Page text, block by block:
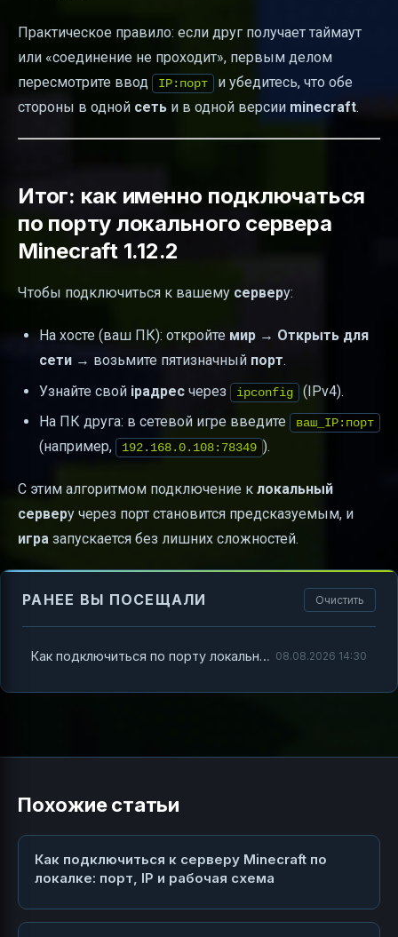
Практическое правило: если друг получает таймаут
или «соединение не проходит», первым делом
пересмотрите ввод
IP:порт
и убедитесь, что обе
стороны в одной сеть и в одной версии minecraft.
Итог: как именно подключаться
по порту локального сервера
Minecraft 1.12.2
Чтобы подключиться к вашему серверу:
На хосте (ваш ПК): откройте мир → Открыть для
сети → возьмите пятизначный порт.
Узнайте свой ipадрес через ipconfig
(IPv4).
На ПК друга: в сетевой игре введите
ваш_IP:порт
(например, 192.168.0.108:78349 ).
С этим алгоритмом подключение к локальный
серверу через порт становится предсказуемым, и
игра запускается без лишних сложностей.
РАНЕЕ ВЫ ПОСЕЩАЛИ Очистить
Как подключиться по порту локального сервера Minecraft 1.12.2 08.08.2026 14:30
Похожие статьи
Как подключиться к серверу Minecraft по
локалке: порт, IP и рабочая схема